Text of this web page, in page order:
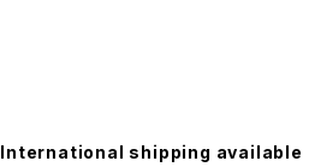
International shipping available